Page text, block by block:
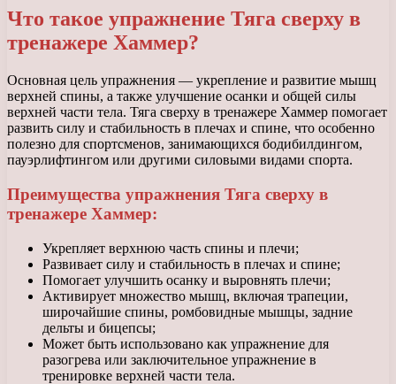
Что такое упражнение Тяга сверху в
тренажере Хаммер?
Основная цель упражнения — укрепление и развитие мышц
верхней спины, а также улучшение осанки и общей силы
верхней части тела. Тяга сверху в тренажере Хаммер помогает
развить силу и стабильность в плечах и спине, что особенно
полезно для спортсменов, занимающихся бодибилдингом,
пауэрлифтингом или другими силовыми видами спорта.
Преимущества упражнения Тяга сверху в
тренажере Хаммер:
Укрепляет верхнюю часть спины и плечи;
Развивает силу и стабильность в плечах и спине;
Помогает улучшить осанку и выровнять плечи;
Активирует множество мышц, включая трапеции,
широчайшие спины, ромбовидные мышцы, задние
дельты и бицепсы;
Может быть использовано как упражнение для
разогрева или заключительное упражнение в
тренировке верхней части тела.